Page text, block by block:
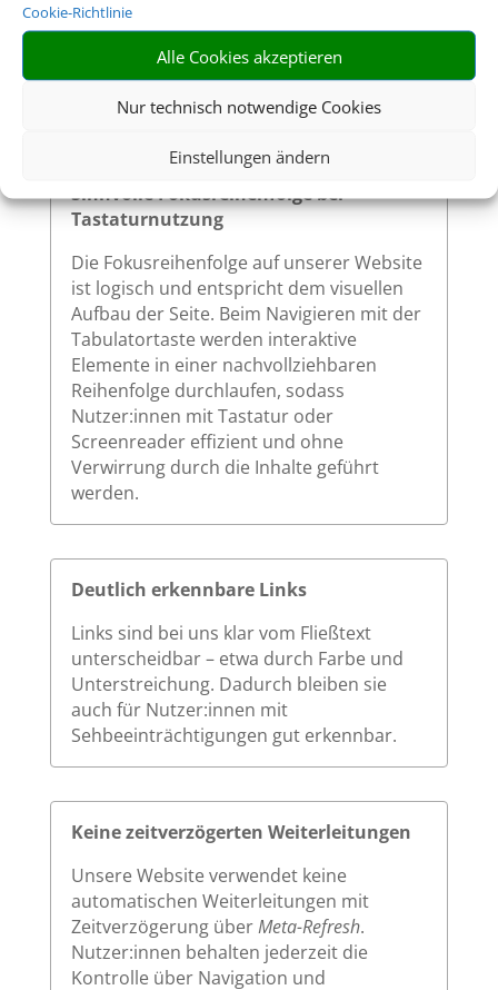
Cookie-Richtlinie
Alle Cookies akzeptieren
Nur technisch notwendige Cookies
Einstellungen ändern
Formularfelder – zeigen klar sichtbar an,
wenn sie per Tastatur ausgewählt werden.
So ermöglichen wir eine vollständige
Bedienung auch ohne Maus.
Sinnvolle Fokusreihenfolge bei
Tastaturnutzung
Die Fokusreihenfolge auf unserer Website
ist logisch und entspricht dem visuellen
Aufbau der Seite. Beim Navigieren mit der
Tabulatortaste werden interaktive
Elemente in einer nachvollziehbaren
Reihenfolge durchlaufen, sodass
Nutzer:innen mit Tastatur oder
Screenreader effizient und ohne
Verwirrung durch die Inhalte geführt
werden.
Deutlich erkennbare Links
Links sind bei uns klar vom Fließtext
unterscheidbar – etwa durch Farbe und
Unterstreichung. Dadurch bleiben sie
auch für Nutzer:innen mit
Sehbeeinträchtigungen gut erkennbar.
Keine zeitverzögerten Weiterleitungen
Unsere Website verwendet keine
automatischen Weiterleitungen mit
Zeitverzögerung überMeta-Refresh.
Nutzer:innen behalten jederzeit die
Kontrolle über Navigation und